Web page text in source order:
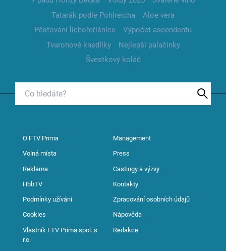
Tatarák podle Pohlreicha
Aloe vera
Pěstování lichořeřišnice
Výpočet ascendentu
Tvarohové knedlíky
Nejlepší palačinky
Švestkový koláč
O FTV Prima Management
Volná místa Press
Reklama Castingy a výzvy
HbbTV Kontakty
Podmínky užívání Zpracování osobních údajů
Cookies Nápověda
Vlastník FTV Prima spol. s
r.o.
Redakce